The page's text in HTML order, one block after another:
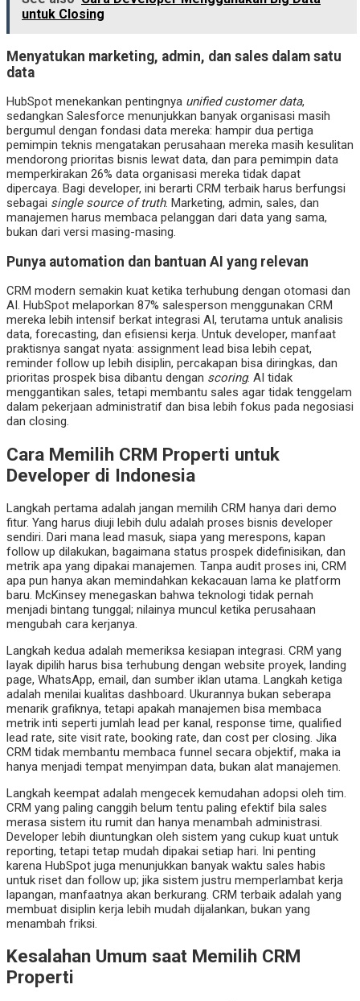
untuk Closing
Menyatukan marketing, admin, dan sales dalam satu
data
HubSpot menekankan pentingnya unified customer data,
sedangkan Salesforce menunjukkan banyak organisasi masih
bergumul dengan fondasi data mereka: hampir dua pertiga
pemimpin teknis mengatakan perusahaan mereka masih kesulitan
mendorong prioritas bisnis lewat data, dan para pemimpin data
memperkirakan 26% data organisasi mereka tidak dapat
dipercaya. Bagi developer, ini berarti CRM terbaik harus berfungsi
sebagai single source of truth. Marketing, admin, sales, dan
manajemen harus membaca pelanggan dari data yang sama,
bukan dari versi masing-masing.
Punya automation dan bantuan AI yang relevan
CRM modern semakin kuat ketika terhubung dengan otomasi dan
AI. HubSpot melaporkan 87% salesperson menggunakan CRM
mereka lebih intensif berkat integrasi AI, terutama untuk analisis
data, forecasting, dan efisiensi kerja. Untuk developer, manfaat
praktisnya sangat nyata: assignment lead bisa lebih cepat,
reminder follow up lebih disiplin, percakapan bisa diringkas, dan
prioritas prospek bisa dibantu dengan scoring. AI tidak
menggantikan sales, tetapi membantu sales agar tidak tenggelam
dalam pekerjaan administratif dan bisa lebih fokus pada negosiasi
dan closing.
Cara Memilih CRM Properti untuk
Developer di Indonesia
Langkah pertama adalah jangan memilih CRM hanya dari demo
fitur. Yang harus diuji lebih dulu adalah proses bisnis developer
sendiri. Dari mana lead masuk, siapa yang merespons, kapan
follow up dilakukan, bagaimana status prospek didefinisikan, dan
metrik apa yang dipakai manajemen. Tanpa audit proses ini, CRM
apa pun hanya akan memindahkan kekacauan lama ke platform
baru. McKinsey menegaskan bahwa teknologi tidak pernah
menjadi bintang tunggal; nilainya muncul ketika perusahaan
mengubah cara kerjanya.
Langkah kedua adalah memeriksa kesiapan integrasi. CRM yang
layak dipilih harus bisa terhubung dengan website proyek, landing
page, WhatsApp, email, dan sumber iklan utama. Langkah ketiga
adalah menilai kualitas dashboard. Ukurannya bukan seberapa
menarik grafiknya, tetapi apakah manajemen bisa membaca
metrik inti seperti jumlah lead per kanal, response time, qualified
lead rate, site visit rate, booking rate, dan cost per closing. Jika
CRM tidak membantu membaca funnel secara objektif, maka ia
hanya menjadi tempat menyimpan data, bukan alat manajemen.
Langkah keempat adalah mengecek kemudahan adopsi oleh tim.
CRM yang paling canggih belum tentu paling efektif bila sales
merasa sistem itu rumit dan hanya menambah administrasi.
Developer lebih diuntungkan oleh sistem yang cukup kuat untuk
reporting, tetapi tetap mudah dipakai setiap hari. Ini penting
karena HubSpot juga menunjukkan banyak waktu sales habis
untuk riset dan follow up; jika sistem justru memperlambat kerja
lapangan, manfaatnya akan berkurang. CRM terbaik adalah yang
membuat disiplin kerja lebih mudah dijalankan, bukan yang
menambah friksi.
Kesalahan Umum saat Memilih CRM
Properti